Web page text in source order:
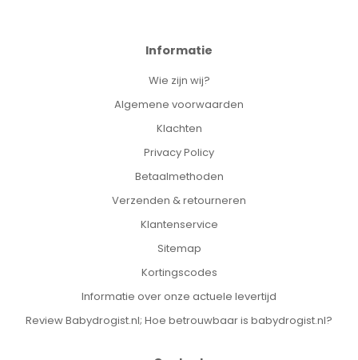
Informatie
Wie zijn wij?
Algemene voorwaarden
Klachten
Privacy Policy
Betaalmethoden
Verzenden & retourneren
Klantenservice
Sitemap
Kortingscodes
Informatie over onze actuele levertijd
Review Babydrogist.nl; Hoe betrouwbaar is babydrogist.nl?